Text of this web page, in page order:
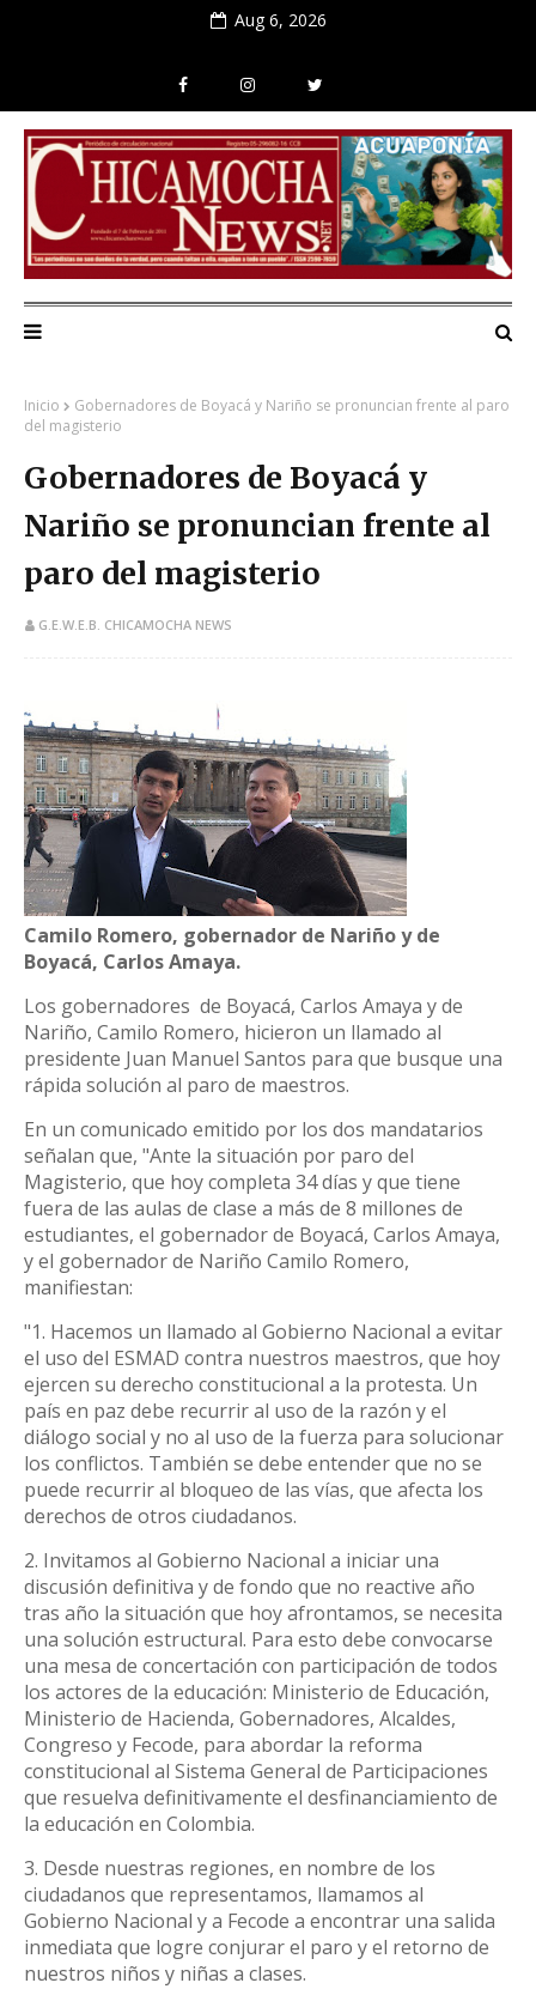
Aug 6, 2026
Inicio
Gobernadores de Boyacá y Nariño se pronuncian frente al paro
del magisterio
Gobernadores de Boyacá y
Nariño se pronuncian frente al
paro del magisterio
G.E.W.E.B. CHICAMOCHA NEWS
​​Camilo Romero, gobernador de Nariño y de
Boyacá, Carlos Amaya.
Los gobernadores de Boyacá, Carlos Amaya y de
Nariño, Camilo Romero, hicieron un llamado al
presidente Juan Manuel Santos para que busque una
rápida solución al paro de maestros.
En un comunicado emitido por los dos mandatarios
señalan que, "Ante la situación por paro del
Magisterio, que hoy completa 34 días y que tiene
fuera de las aulas de clase a más de 8 millones de
estudiantes, el gobernador de Boyacá, Carlos Amaya,
y el gobernador de Nariño Camilo Romero,
manifiestan:
"1. Hacemos un llamado al Gobierno Nacional a evitar
el uso del ESMAD contra nuestros maestros, que hoy
ejercen su derecho constitucional a la protesta. Un
país en paz debe recurrir al uso de la razón y el
diálogo social y no al uso de la fuerza para solucionar
los conflictos. También se debe entender que no se
puede recurrir al bloqueo de las vías, que afecta los
derechos de otros ciudadanos.
2. Invitamos al Gobierno Nacional a iniciar una
discusión definitiva y de fondo que no reactive año
tras año la situación que hoy afrontamos, se necesita
una solución estructural. Para esto debe convocarse
una mesa de concertación con participación de todos
los actores de la educación: Ministerio de Educación,
Ministerio de Hacienda, Gobernadores, Alcaldes,
Congreso y Fecode, para abordar la reforma
constitucional al Sistema General de Participaciones
que resuelva definitivamente el desfinanciamiento de
la educación en Colombia.
3. Desde nuestras regiones, en nombre de los
ciudadanos que representamos, llamamos al
Gobierno Nacional y a Fecode a encontrar una salida
inmediata que logre conjurar el paro y el retorno de
nuestros niños y niñas a clases.